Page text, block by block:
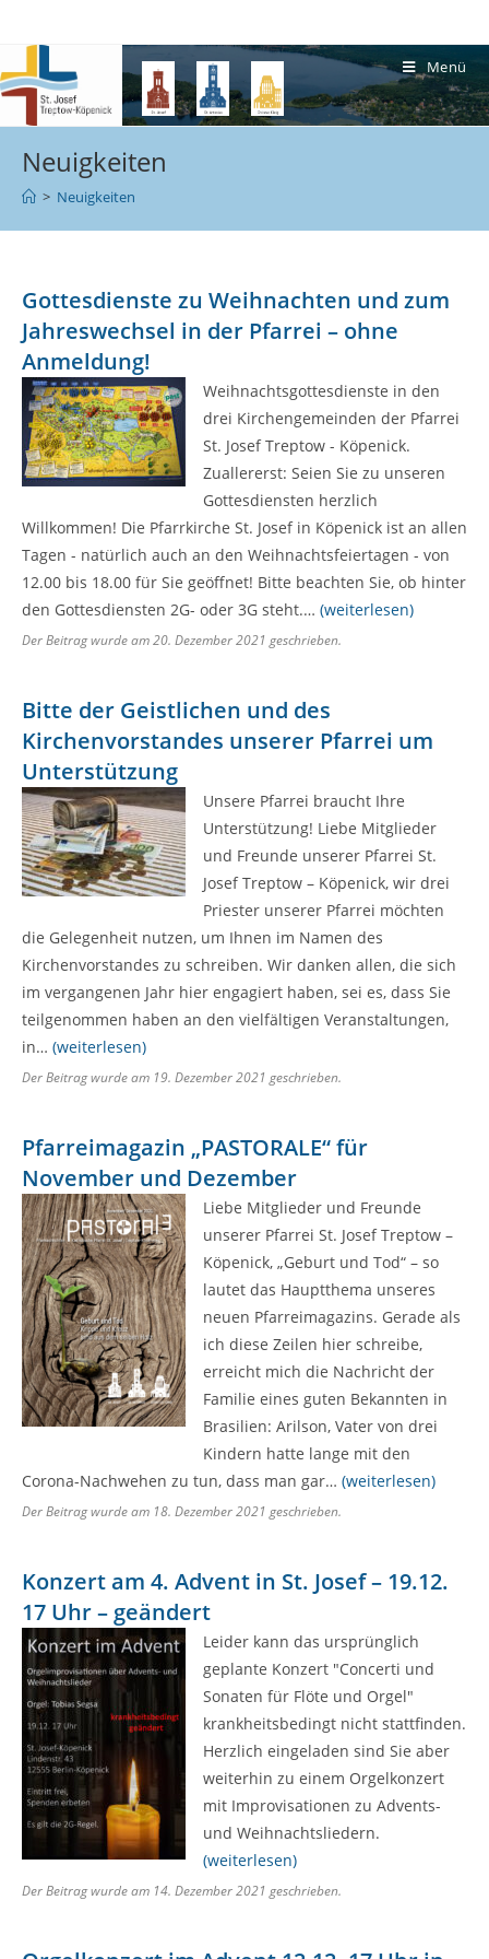
Menü
Neuigkeiten
> Neuigkeiten
Gottesdienste zu Weihnachten und zum
Jahreswechsel in der Pfarrei – ohne
Anmeldung!
Weihnachtsgottesdienste in den
drei Kirchengemeinden der Pfarrei
St. Josef Treptow - Köpenick.
Zuallererst: Seien Sie zu unseren
Gottesdiensten herzlich
Willkommen! Die Pfarrkirche St. Josef in Köpenick ist an allen
Tagen - natürlich auch an den Weihnachtsfeiertagen - von
12.00 bis 18.00 für Sie geöffnet! Bitte beachten Sie, ob hinter
den Gottesdiensten 2G- oder 3G steht.… (weiterlesen)
Der Beitrag wurde am20. Dezember 2021 geschrieben.
Bitte der Geistlichen und des
Kirchenvorstandes unserer Pfarrei um
Unterstützung
Unsere Pfarrei braucht Ihre
Unterstützung! Liebe Mitglieder
und Freunde unserer Pfarrei St.
Josef Treptow – Köpenick, wir drei
Priester unserer Pfarrei möchten
die Gelegenheit nutzen, um Ihnen im Namen des
Kirchenvorstandes zu schreiben. Wir danken allen, die sich
im vergangenen Jahr hier engagiert haben, sei es, dass Sie
teilgenommen haben an den vielfältigen Veranstaltungen,
in… (weiterlesen)
Der Beitrag wurde am 19. Dezember 2021 geschrieben.
Pfarreimagazin „PASTORALE“ für
November und Dezember
Liebe Mitglieder und Freunde
unserer Pfarrei St. Josef Treptow –
Köpenick, „Geburt und Tod“ – so
lautet das Hauptthema unseres
neuen Pfarreimagazins. Gerade als
ich diese Zeilen hier schreibe,
erreicht mich die Nachricht der
Familie eines guten Bekannten in
Brasilien: Arilson, Vater von drei
Kindern hatte lange mit den
Corona-Nachwehen zu tun, dass man gar… (weiterlesen)
Der Beitrag wurde am 18. Dezember 2021 geschrieben.
Konzert am 4. Advent in St. Josef – 19.12.
17 Uhr – geändert
Leider kann das ursprünglich
geplante Konzert "Concerti und
Sonaten für Flöte und Orgel"
krankheitsbedingt nicht stattfinden.
Herzlich eingeladen sind Sie aber
weiterhin zu einem Orgelkonzert
mit Improvisationen zu Advents-
und Weihnachtsliedern.
(weiterlesen)
Der Beitrag wurde am 14. Dezember 2021 geschrieben.